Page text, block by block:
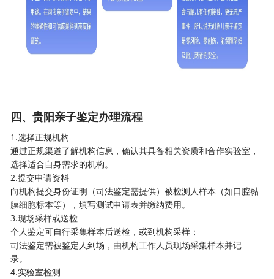
四、贵阳亲子鉴定办理流程
1.选择正规机构
通过正规渠道了解机构信息，确认其具备相关资质和合作实验室，
选择适合自身需求的机构。
2.提交申请资料
向机构提交身份证明（司法鉴定需提供）被检测人样本（如口腔黏
膜细胞标本等），填写测试申请表并缴纳费用。
3.现场采样或送检
个人鉴定可自行采集样本后送检，或到机构采样；
司法鉴定需被鉴定人到场，由机构工作人员现场采集样本并记
录。
4.实验室检测